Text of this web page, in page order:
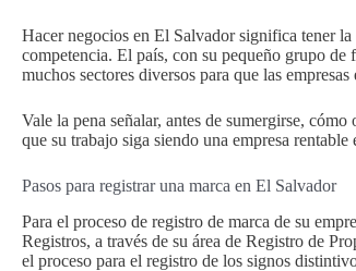
Hacer negocios en El Salvador significa tener
competencia. El país, con su pequeño grupo
muchos sectores diversos para que las
Vale la pena señalar, antes de sumergirse,
que su trabajo siga siendo una empresa rentable
Pasos para registrar una marca en El Salvador
Para el proceso de registro de marca de su
Registros, a través de su área de Registro de
el proceso para el registro de los signos